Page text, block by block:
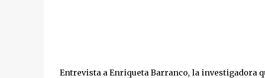
Entrevista a Enriqueta Barranco, la investigadora